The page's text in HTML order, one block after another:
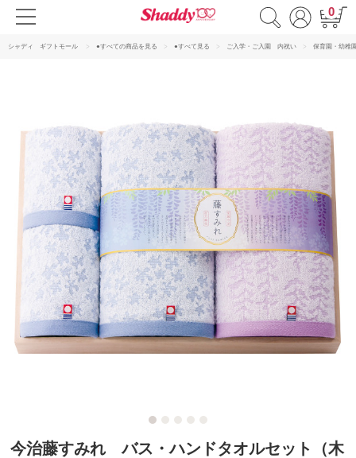
0
シャディ ギフトモール ●すべての商品を見る ●すべて見る ご入学・ご入園 内祝い 保育園・幼稚
今治藤すみれ バス・ハンドタオルセット（木